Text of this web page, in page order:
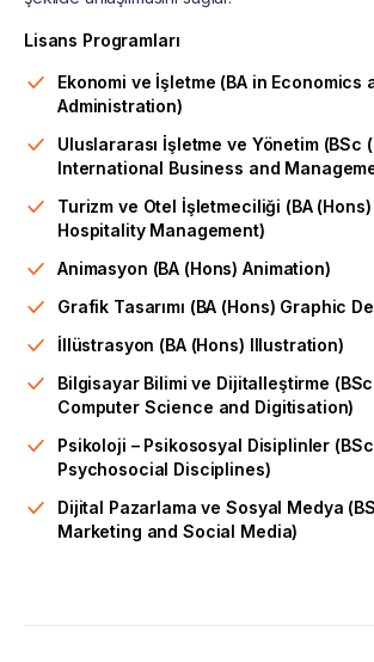
Lisans Programları
Ekonomi ve İşletme (BA in Economics
Administration)
Uluslararası İşletme ve Yönetim (BSc
International Business and
Turizm ve Otel İşletmeciliği (BA
Hospitality Management)
Animasyon (BA (Hons) Animation)
Grafik Tasarımı (BA (Hons) Graphic
İllüstrasyon (BA (Hons) Illustration)
Bilgisayar Bilimi ve Dijitalleştirme
Computer Science and Digitisation)
Psikoloji – Psikososyal Disiplinler
Psychosocial Disciplines)
Dijital Pazarlama ve Sosyal Medya
Marketing and Social Media)